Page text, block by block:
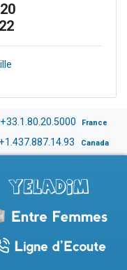
+33.1.80.20.5000 France
+1.437.887.14.93 Canada